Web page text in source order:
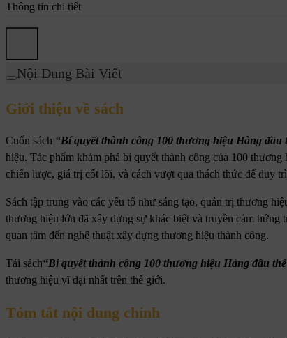
Thông tin chi tiết
Nội Dung Bài Viết
Giới thiệu về sách
Cuốn sách “Bí quyết thành công 100 thương hiệu Hàng đầu
hiệu. Tác phẩm khám phá bí quyết thành công của 100
chiến lược, giá trị cốt lõi, và cách vượt qua thách thức để duy
Sách tập trung vào các yếu tố như sáng tạo, quản trị thương
thương hiệu lớn đã xây dựng sự khác biệt và truyền cảm
quan tâm đến nghệ thuật xây dựng thương hiệu thành công.
Tải sách“Bí quyết thành công 100 thương hiệu Hàng đầu
thương hiệu vĩ đại nhất trên thế giới.
Tóm tắt nội dung chính